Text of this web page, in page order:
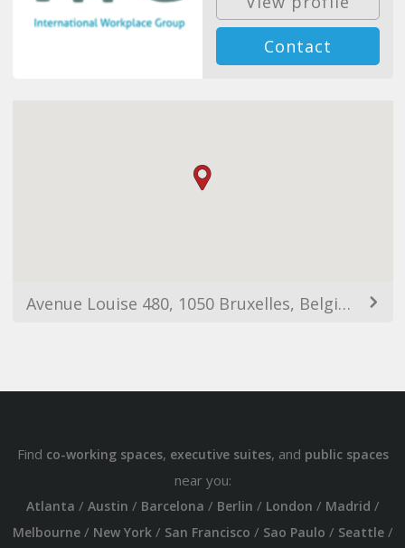
Contact
Avenue Louise 480, 1050 Bruxelles, Belgium
Find co-working spaces, executive suites, and public spaces
near you:
Atlanta / Austin / Barcelona / Berlin / London / Madrid /
Melbourne/ New York/ San Francisco / Sao Paulo / Seattle/